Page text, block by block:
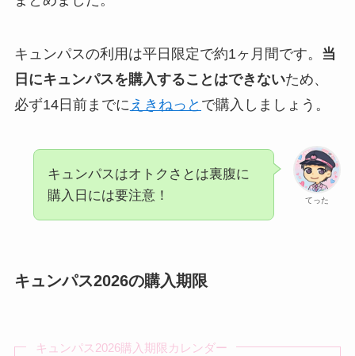
キュンパスの利用は平日限定で約1ヶ月間です。 当
日にキュンパスを購入することはできないため、
必ず14日前までに えきねっと で購入しましょう。
てった
キュンパスはオトクさとは裏腹に
購入日には要注意！
キュンパス2026の購入期限
キュンパス2026購入期限カレンダー